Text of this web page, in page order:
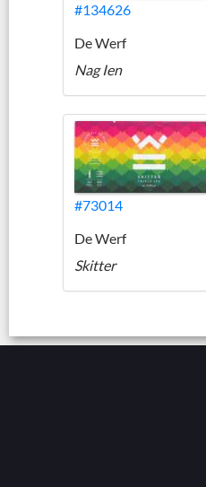
#134626
De Werf
Nag Ien
#73014
De Werf
Skitter
© 2002 - 2026 ::